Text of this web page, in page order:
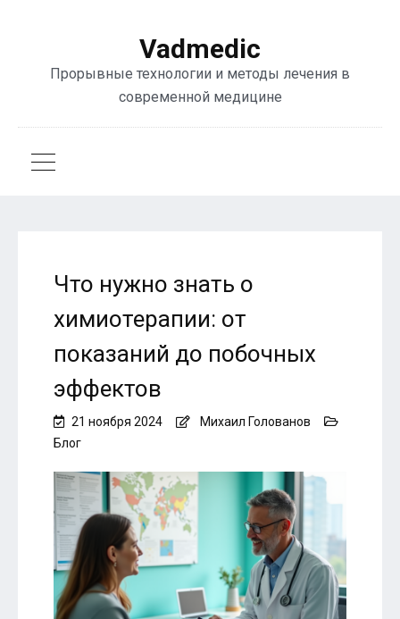
Vadmedic
Прорывные технологии и методы лечения в
современной медицине
Что нужно знать о
химиотерапии: от
показаний до побочных
эффектов
21 ноября 2024
Михаил Голованов
Блог